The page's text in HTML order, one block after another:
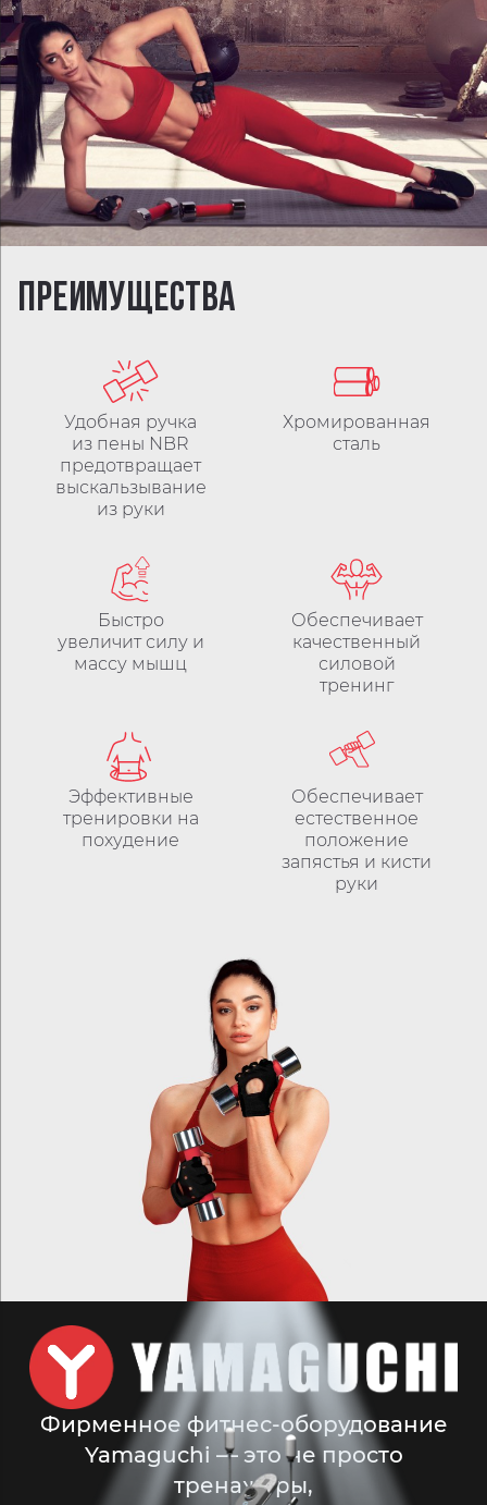
ПРЕИМУЩЕСТВА
Удобная ручка
из пены NBR
предотвращает
выскальзывание
из руки
Хромированная
сталь
Быстро
увеличит силу и
массу мышц
Обеспечивает
качественный
силовой
тренинг
Эффективные
тренировки на
похудение
Обеспечивает
естественное
положение
запястья и кисти
руки
Фирменное фитнес-оборудование
Yamaguchi —это не просто
тренажеры,